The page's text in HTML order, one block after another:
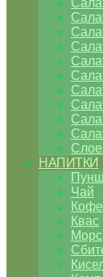
НАПИТКИ
Пунш
Чай
Кофе
Квас
Морс